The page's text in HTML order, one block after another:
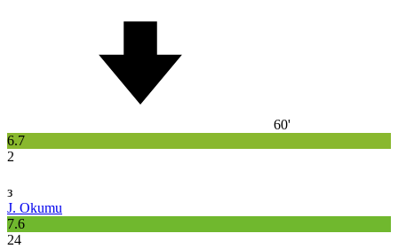
60'
6.7
2
з
J. Okumu
7.6
24